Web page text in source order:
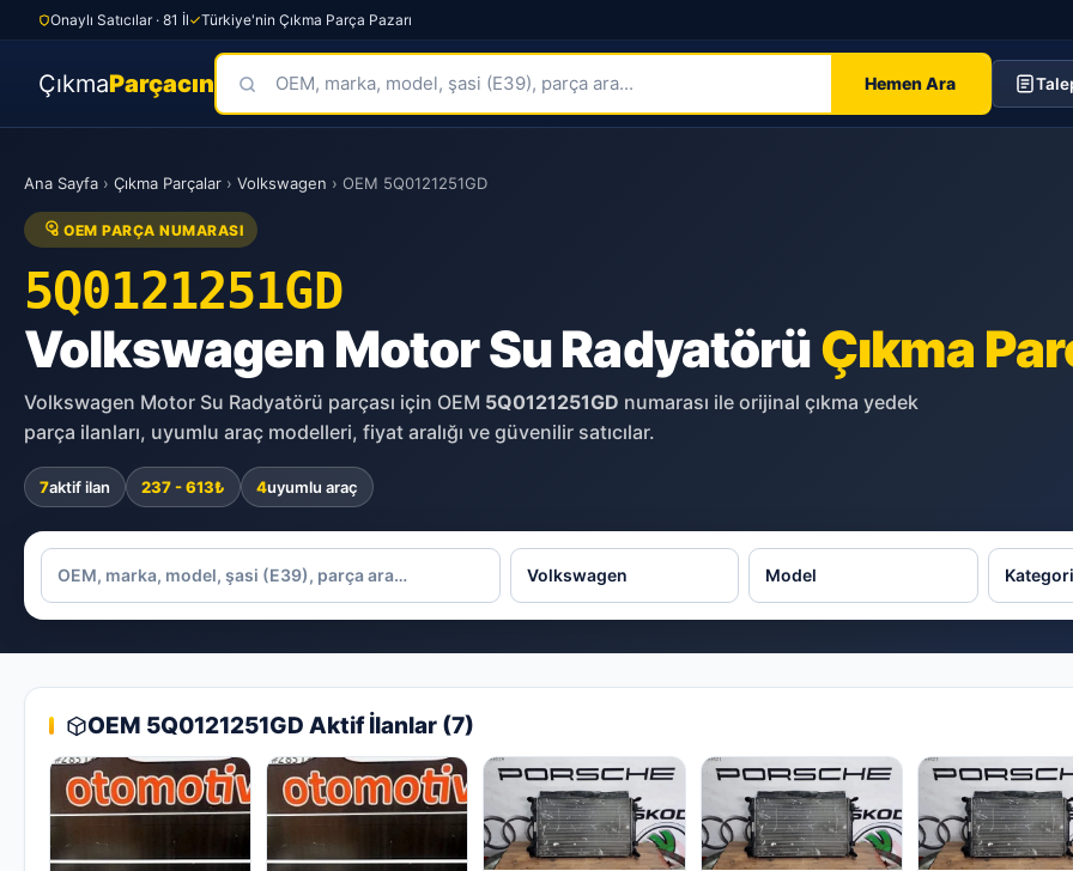
Onaylı Satıcılar · 81 İl Türkiye'nin Çıkma Parça Pazarı
ÇıkmaParçacın Hemen Ara
content
Ana Sayfa › Çıkma Parçalar › Volkswagen › OEM 5Q0121251GD
OEM PARÇA NUMARASI
5Q0121251GD
Volkswagen Motor Su RadyatörüÇıkma
Volkswagen Motor Su Radyatörü parçası için OEM 5Q0121251GD numarası ile orijinal çıkma yedek
parça ilanları, uyumlu araç modelleri, fiyat aralığı ve güvenilir satıcılar.
7aktif ilan 237 - 613₺ 4uyumlu araç
OEM 5Q0121251GD Aktif İlanlar (7)